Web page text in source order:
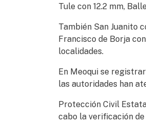
Tule con 12.2 mm,
También San Juanito
Francisco de Borja
localidades.
En Meoqui se
las autoridades han
Protección Civil
cabo la verificación